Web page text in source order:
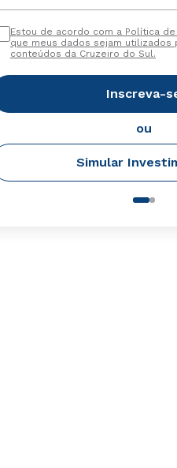
Estou de acordo com a Política
que meus dados sejam utilizados
conteúdos da Cruzeiro do Sul.
Inscreva-
ou
Simular